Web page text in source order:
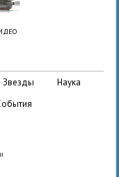
звезды
наука
события